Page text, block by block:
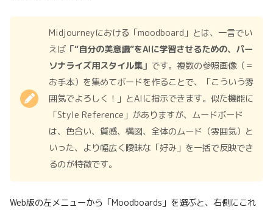
Midjourneyにおける「moodboard」とは、一言でい
えば 「“自分の美意識”をAIに学習させるための、パー
ソナライズ用スタイル集」 です。複数の参照画像（＝
お手本）を集めてボードを作ることで、「こういう雰
囲気でよろしく！」とAIに指示できます。似た機能に
「Style Reference」がありますが、ムードボード
は、色合い、質感、構図、全体のムード（雰囲気）と
いった、より幅広く曖昧な「好み」を一括で反映でき
るのが特徴です。
Web版の左メニューから「Moodboards」を選ぶと、右側にこれ